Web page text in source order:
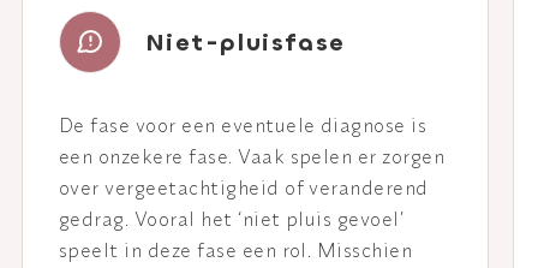
Niet-pluisfase
De fase voor een eventuele diagnose is
een onzekere fase. Vaak spelen er zorgen
over vergeetachtigheid of veranderend
gedrag. Vooral het ‘niet pluis gevoel’
speelt in deze fase een rol. Misschien